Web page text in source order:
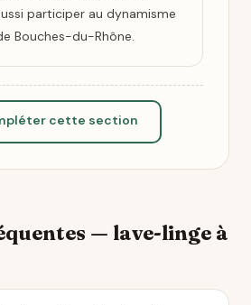
participer au dynamisme
Bouches-du-Rhône.
cette section
— lave-linge à